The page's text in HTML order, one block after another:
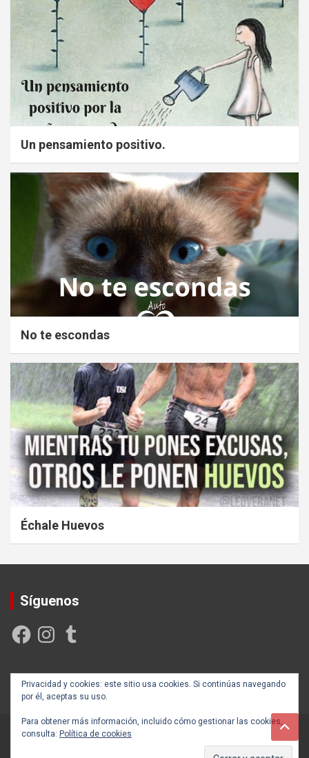
Un pensamiento positivo.
No te escondas
Échale Huevos
Síguenos
FacebookInstagramTumblr
Privacidad y cookies: este sitio usa cookies. Si continúas navegando
por él, aceptas su uso.
Para obtener más información, incluido cómo gestionar las cookies,
consulta: Política de cookies
Creada y posicionada por Rogama Informática